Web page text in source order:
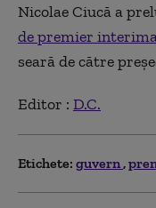
Nicolae Ciucă a
de premier
seară de către
Editor : D.C.
Etichete: guvern